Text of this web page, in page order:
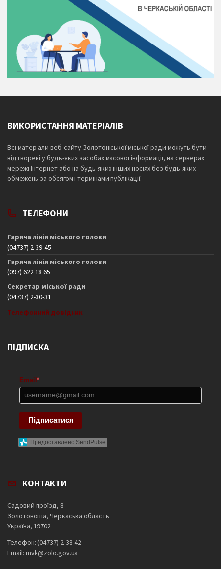
ВИКОРИСТАННЯ МАТЕРІАЛІВ
Всі матеріали веб-сайту Золотоніської міської ради можуть бути
відтворені у будь-яких засобах масової інформації, на серверах
мережі Інтернет або на будь-яких інших носіях без будь-яких
обмежень за обсягом і термінами публікації.
ТЕЛЕФОНИ
Гаряча лінія міського голови
(04737) 2-39-45
Гаряча лінія міського голови
(097) 622 18 65
Секретар міської ради
(04737) 2-30-31
Телефонний довідник
ПІДПИСКА
Email *
Підписатися
Предоставлено SendPulse
КОНТАКТИ
Садовий проїзд, 8
Золотоноша, Черкаська область
Україна, 19702
Телефон: (04737) 2-38-42
Email: mvk@zolo.gov.ua